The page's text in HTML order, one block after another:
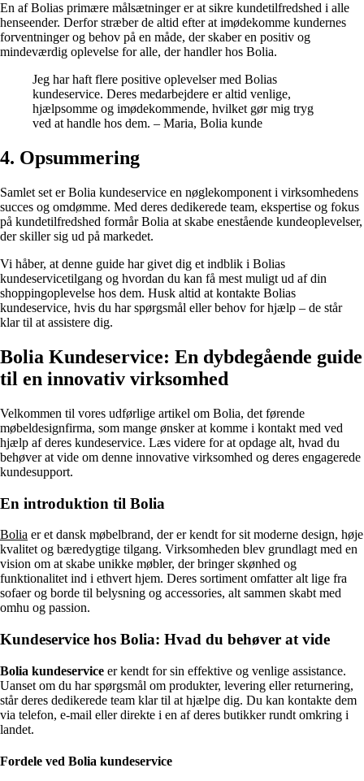
En af Bolias primære målsætninger er at sikre kundetilfredshed i alle
henseender. Derfor stræber de altid efter at imødekomme kundernes
forventninger og behov på en måde, der skaber en positiv og
mindeværdig oplevelse for alle, der handler hos Bolia.
Jeg har haft flere positive oplevelser med Bolias
kundeservice. Deres medarbejdere er altid venlige,
hjælpsomme og imødekommende, hvilket gør mig tryg
ved at handle hos dem. – Maria, Bolia kunde
4. Opsummering
Samlet set er Bolia kundeservice en nøglekomponent i virksomhedens
succes og omdømme. Med deres dedikerede team, ekspertise og fokus
på kundetilfredshed formår Bolia at skabe enestående kundeoplevelser,
der skiller sig ud på markedet.
Vi håber, at denne guide har givet dig et indblik i Bolias
kundeservicetilgang og hvordan du kan få mest muligt ud af din
shoppingoplevelse hos dem. Husk altid at kontakte Bolias
kundeservice, hvis du har spørgsmål eller behov for hjælp – de står
klar til at assistere dig.
Bolia Kundeservice: En dybdegående guide
til en innovativ virksomhed
Velkommen til vores udførlige artikel om Bolia, det førende
møbeldesignfirma, som mange ønsker at komme i kontakt med ved
hjælp af deres kundeservice. Læs videre for at opdage alt, hvad du
behøver at vide om denne innovative virksomhed og deres engagerede
kundesupport.
En introduktion til Bolia
Bolia er et dansk møbelbrand, der er kendt for sit moderne design, høje
kvalitet og bæredygtige tilgang. Virksomheden blev grundlagt med en
vision om at skabe unikke møbler, der bringer skønhed og
funktionalitet ind i ethvert hjem. Deres sortiment omfatter alt lige fra
sofaer og borde til belysning og accessories, alt sammen skabt med
omhu og passion.
Kundeservice hos Bolia: Hvad du behøver at vide
Bolia kundeservice er kendt for sin effektive og venlige assistance.
Uanset om du har spørgsmål om produkter, levering eller returnering,
står deres dedikerede team klar til at hjælpe dig. Du kan kontakte dem
via telefon, e-mail eller direkte i en af deres butikker rundt omkring i
landet.
Fordele ved Bolia kundeservice